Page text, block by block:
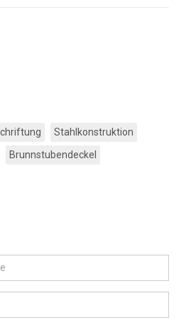
Stahlkonstruktion
Brunnstubendeckel